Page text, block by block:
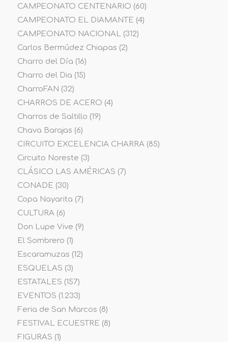
CAMPEONATO CENTENARIO (60)
CAMPEONATO EL DIAMANTE (4)
CAMPEONATO NACIONAL(312)
Carlos Bermúdez Chiapas (2)
Charro del Día (16)
Charro del Dia (15)
CharroFAN (32)
CHARROS DE ACERO (4)
Charros de Saltillo (19)
Chava Barajas (6)
CIRCUITO EXCELENCIA CHARRA(85)
Circuito Noreste (3)
CLÁSICO LAS AMÉRICAS (7)
CONADE (30)
Copa Nayarita (7)
CULTURA(6)
Don Lupe Vive (9)
El Sombrero (1)
Escaramuzas (12)
ESQUELAS (3)
ESTATALES (157)
EVENTOS (1.233)
Feria de San Marcos (8)
FESTIVAL ECUESTRE (8)
FIGURAS (1)